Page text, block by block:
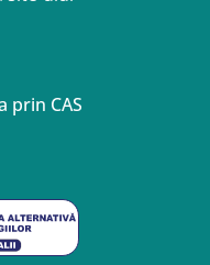
prin CAS